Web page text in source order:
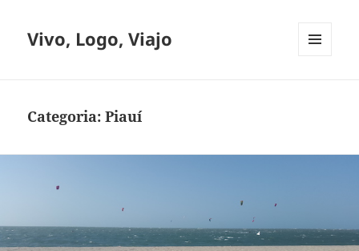
Vivo, Logo, Viajo
Categoria:Piauí